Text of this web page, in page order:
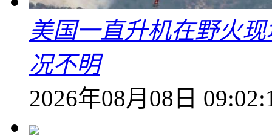
美国一直升机在野火
况不明
2026年08月08日